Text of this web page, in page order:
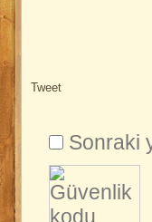
Tweet
Sonraki